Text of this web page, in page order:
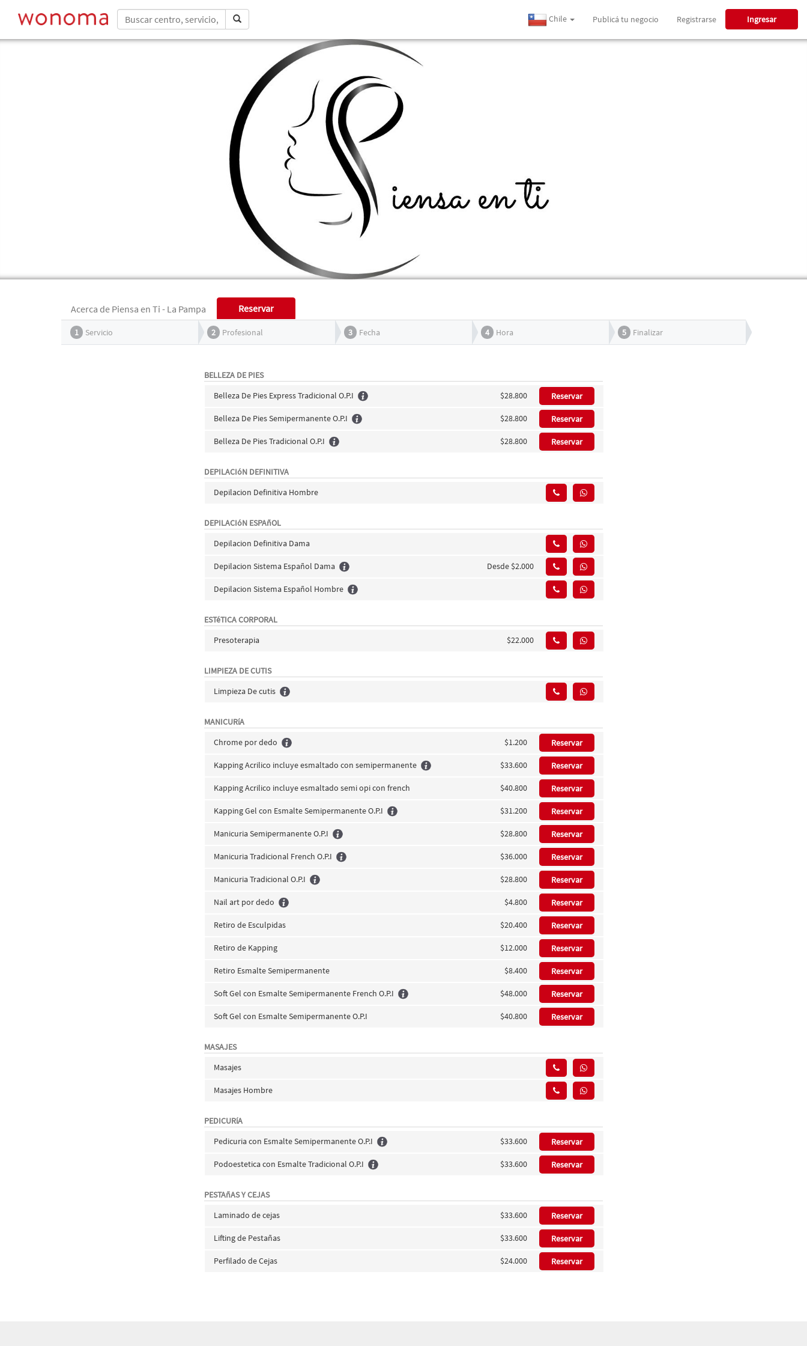
Chile Publicá tu negocio Registrarse Ingresar
Acerca de Piensa en Ti - La Pampa Reservar
1 Servicio 2 Profesional 3 Fecha 4 Hora 5 Finalizar
BELLEZA DE PIES
Belleza De Pies Express Tradicional O.P.I
$28.800 Reservar
Belleza De Pies Semipermanente O.P.I $28.800 Reservar
Belleza De Pies Tradicional O.P.I $28.800 Reservar
DEPILACIóN DEFINITIVA
Depilacion Definitiva Hombre
DEPILACIóN ESPAñOL
Depilacion Definitiva Dama
Depilacion Sistema Español Dama Desde $2.000
Depilacion Sistema Español Hombre
ESTéTICA CORPORAL
Presoterapia
$22.000
LIMPIEZA DE CUTIS
Limpieza De cutis
MANICURíA
Chrome por dedo
$1.200 Reservar
Kapping Acrilico incluye esmaltado con semipermanente $33.600 Reservar
Kapping Acrilico incluye esmaltado semi opi con french $40.800 Reservar
Kapping Gel con Esmalte Semipermanente O.P.I $31.200 Reservar
Manicuria Semipermanente O.P.I $28.800 Reservar
Manicuria Tradicional French O.P.I $36.000 Reservar
Manicuria Tradicional O.P.I $28.800 Reservar
Nail art por dedo $4.800 Reservar
Retiro de Esculpidas $20.400 Reservar
Retiro de Kapping $12.000 Reservar
Retiro Esmalte Semipermanente $8.400 Reservar
Soft Gel con Esmalte Semipermanente French O.P.I $48.000 Reservar
Soft Gel con Esmalte Semipermanente O.P.I $40.800 Reservar
MASAJES
Masajes
Masajes Hombre
PEDICURíA
Pedicuria con Esmalte Semipermanente O.P.I
$33.600 Reservar
Podoestetica con Esmalte Tradicional O.P.I $33.600 Reservar
PESTAñAS Y CEJAS
Laminado de cejas
$33.600 Reservar
Lifting de Pestañas $33.600 Reservar
Perfilado de Cejas $24.000 Reservar